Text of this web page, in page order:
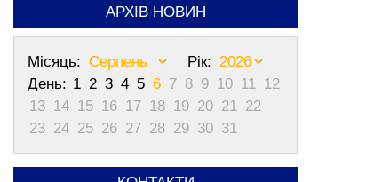
АРХІВ НОВИН
Місяць:
Рік:
День: 1 2 3 4 5 6 7 8 9 10 11 12
13 14 15 16 17 18 19 20 21 22
23 24 25 26 27 28 29 30 31